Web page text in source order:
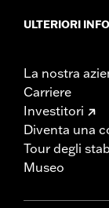
ULTERIORI
La nostra
Carriere
Investitori
Diventa una
Tour degli
Museo